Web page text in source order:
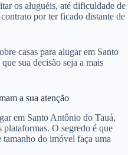
os aluguéis, até dificuldade de
por ter ficado distante de
casas para alugar em Santo
sua decisão seja a mais
a sua atenção
em Santo Antônio do Tauá,
O segredo é que
do imóvel faça uma